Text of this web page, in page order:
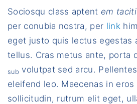
Sociosqu class aptent em taciti
per conubia nostra, per link
eget justo quis lectus egestas
tellus. Cras metus ante, porta
sub volutpat sed arcu.
eleifend leo. Maecenas in
sollicitudin, rutrum elit eget,